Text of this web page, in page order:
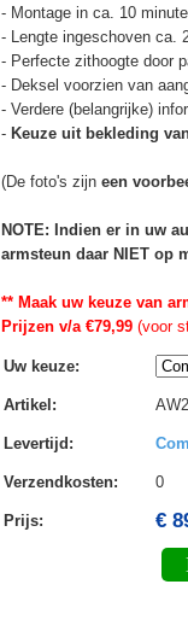
- Montage in ca. 10
- Lengte ingeschoven ca.
- Perfecte zithoogte door
- Deksel voorzien van
- Verdere (belangrijke)
- Keuze uit bekleding
(De foto's zijn een
NOTE: Indien er in uw
armsteun daar NIET op
** Maak uw keuze van
Prijzen v/a €79,99(voor
Uw keuze:
Artikel :
Levertijd :
Verzendkosten: 0
Prijs: €